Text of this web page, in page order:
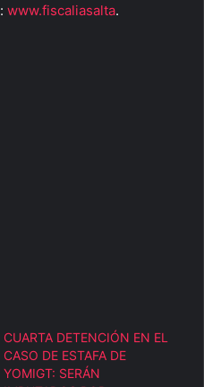
: www.fiscaliasalta.
CUARTA DETENCIÓN EN EL
CASO DE ESTAFA DE
YOMIGT: SERÁN